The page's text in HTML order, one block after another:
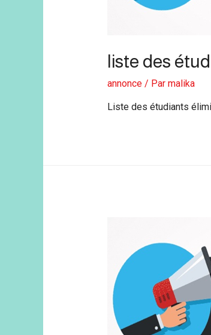
liste des
annonce/ Par malika
Liste des étudiants